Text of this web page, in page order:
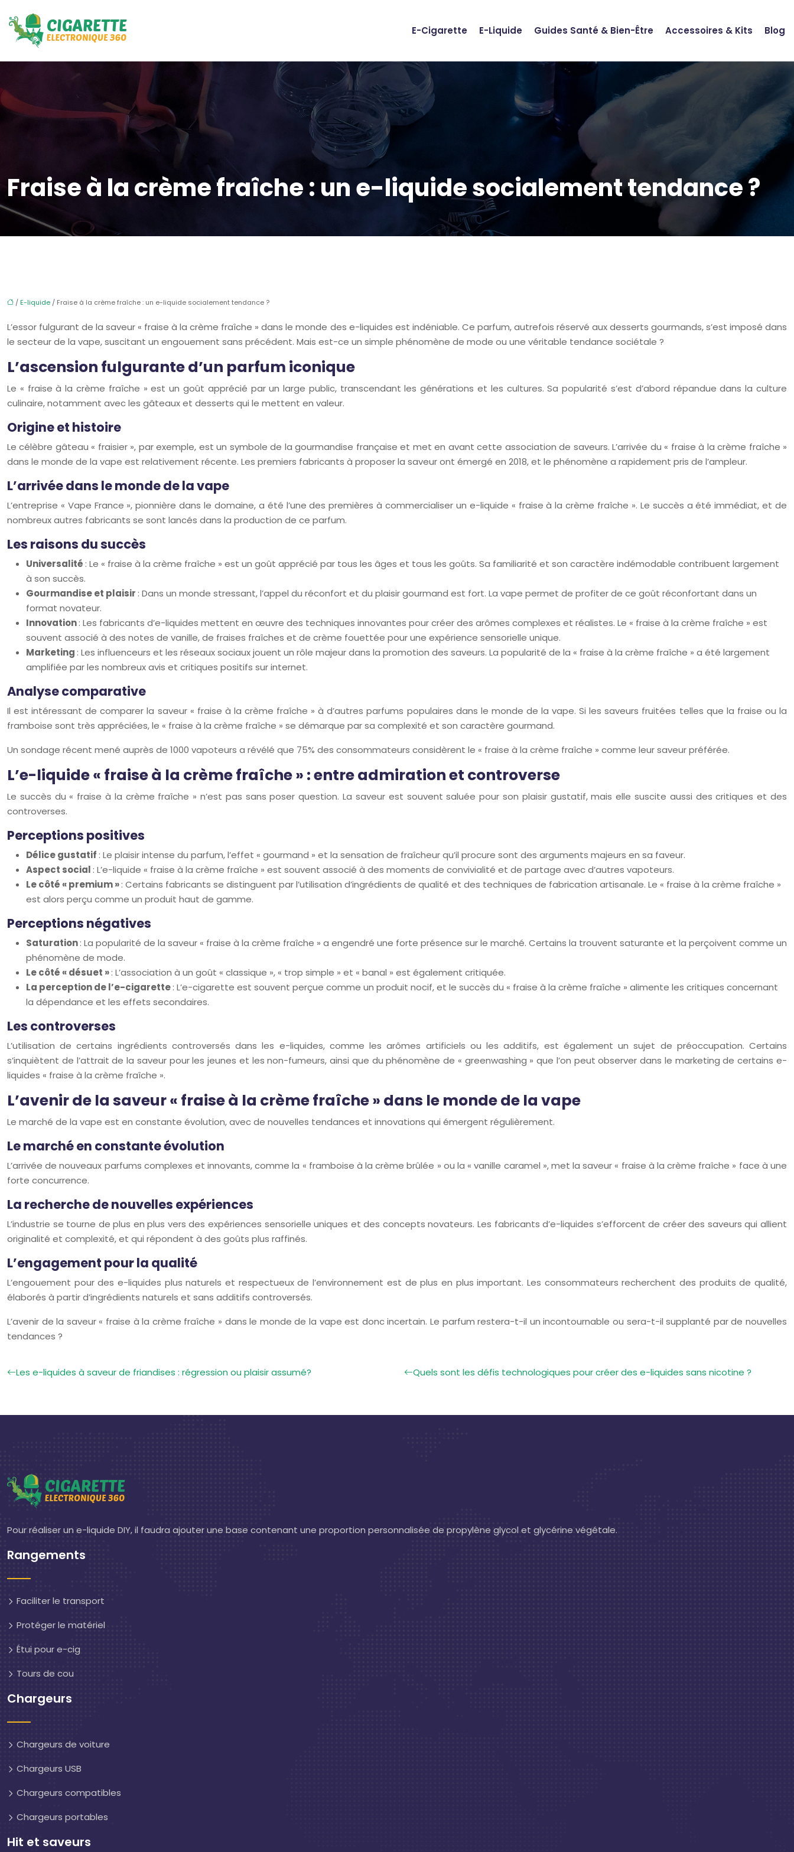
E-Cigarette E-Liquide Guides Santé & Bien-Être Accessoires & Kits Blog
Fraise à la crème fraîche : un e-liquide socialement tendance ?
/ E-liquide / Fraise à la crème fraîche : un e-liquide socialement tendance ?
L’essor fulgurant de la saveur « fraise à la crème fraîche » dans le monde des e-liquides est indéniable. Ce parfum, autrefois réservé aux desserts gourmands, s’est imposé dans
le secteur de la vape, suscitant un engouement sans précédent. Mais est-ce un simple phénomène de mode ou une véritable tendance sociétale ?
L’ascension fulgurante d’un parfum iconique
Le « fraise à la crème fraîche » est un goût apprécié par un large public, transcendant les générations et les cultures. Sa popularité s’est d’abord répandue dans la culture
culinaire, notamment avec les gâteaux et desserts qui le mettent en valeur.
Origine et histoire
Le célèbre gâteau « fraisier », par exemple, est un symbole de la gourmandise française et met en avant cette association de saveurs. L’arrivée du « fraise à la crème fraîche »
dans le monde de la vape est relativement récente. Les premiers fabricants à proposer la saveur ont émergé en 2018, et le phénomène a rapidement pris de l’ampleur.
L’arrivée dans le monde de la vape
L’entreprise « Vape France », pionnière dans le domaine, a été l’une des premières à commercialiser un e-liquide « fraise à la crème fraîche ». Le succès a été immédiat, et de
nombreux autres fabricants se sont lancés dans la production de ce parfum.
Les raisons du succès
Universalité : Le « fraise à la crème fraîche » est un goût apprécié par tous les âges et tous les goûts. Sa familiarité et son caractère indémodable contribuent largement
à son succès.
Gourmandise et plaisir : Dans un monde stressant, l’appel du réconfort et du plaisir gourmand est fort. La vape permet de profiter de ce goût réconfortant dans un
format novateur.
Innovation: Les fabricants d’e-liquides mettent en œuvre des techniques innovantes pour créer des arômes complexes et réalistes. Le « fraise à la crème fraîche » est
souvent associé à des notes de vanille, de fraises fraîches et de crème fouettée pour une expérience sensorielle unique.
Marketing : Les influenceurs et les réseaux sociaux jouent un rôle majeur dans la promotion des saveurs. La popularité de la « fraise à la crème fraîche » a été largement
amplifiée par les nombreux avis et critiques positifs sur internet.
Analyse comparative
Il est intéressant de comparer la saveur « fraise à la crème fraîche » à d’autres parfums populaires dans le monde de la vape. Si les saveurs fruitées telles que la fraise ou la
framboise sont très appréciées, le « fraise à la crème fraîche » se démarque par sa complexité et son caractère gourmand.
Un sondage récent mené auprès de 1000 vapoteurs a révélé que 75% des consommateurs considèrent le « fraise à la crème fraîche » comme leur saveur préférée.
L’e-liquide « fraise à la crème fraîche » : entre admiration et controverse
Le succès du « fraise à la crème fraîche » n’est pas sans poser question. La saveur est souvent saluée pour son plaisir gustatif, mais elle suscite aussi des critiques et des
controverses.
Perceptions positives
Délice gustatif : Le plaisir intense du parfum, l’effet « gourmand » et la sensation de fraîcheur qu’il procure sont des arguments majeurs en sa faveur.
Aspect social : L’e-liquide « fraise à la crème fraîche » est souvent associé à des moments de convivialité et de partage avec d’autres vapoteurs.
Le côté « premium »: Certains fabricants se distinguent par l’utilisation d’ingrédients de qualité et des techniques de fabrication artisanale. Le « fraise à la crème fraîche »
est alors perçu comme un produit haut de gamme.
Perceptions négatives
Saturation: La popularité de la saveur « fraise à la crème fraîche » a engendré une forte présence sur le marché. Certains la trouvent saturante et la perçoivent comme un
phénomène de mode.
Le côté « désuet »: L’association à un goût « classique », « trop simple » et « banal » est également critiquée.
La perception de l’e-cigarette: L’e-cigarette est souvent perçue comme un produit nocif, et le succès du « fraise à la crème fraîche » alimente les critiques concernant
la dépendance et les effets secondaires.
Les controverses
L’utilisation de certains ingrédients controversés dans les e-liquides, comme les arômes artificiels ou les additifs, est également un sujet de préoccupation. Certains
s’inquiètent de l’attrait de la saveur pour les jeunes et les non-fumeurs, ainsi que du phénomène de « greenwashing » que l’on peut observer dans le marketing de certains e-
liquides « fraise à la crème fraîche ».
L’avenir de la saveur « fraise à la crème fraîche » dans le monde de la vape
Le marché de la vape est en constante évolution, avec de nouvelles tendances et innovations qui émergent régulièrement.
Le marché en constante évolution
L’arrivée de nouveaux parfums complexes et innovants, comme la « framboise à la crème brûlée » ou la « vanille caramel », met la saveur « fraise à la crème fraîche » face à une
forte concurrence.
La recherche de nouvelles expériences
L’industrie se tourne de plus en plus vers des expériences sensorielle uniques et des concepts novateurs. Les fabricants d’e-liquides s’efforcent de créer des saveurs qui allient
originalité et complexité, et qui répondent à des goûts plus raffinés.
L’engagement pour la qualité
L’engouement pour des e-liquides plus naturels et respectueux de l’environnement est de plus en plus important. Les consommateurs recherchent des produits de qualité,
élaborés à partir d’ingrédients naturels et sans additifs controversés.
L’avenir de la saveur « fraise à la crème fraîche » dans le monde de la vape est donc incertain. Le parfum restera-t-il un incontournable ou sera-t-il supplanté par de nouvelles
tendances ?
Les e-liquides à saveur de friandises : régression ou plaisir assumé? Quels sont les défis technologiques pour créer des e-liquides sans nicotine ?
Pour réaliser un e-liquide DIY, il faudra ajouter une base contenant une proportion personnalisée de propylène glycol et glycérine végétale.
Rangements
Faciliter le transport
Protéger le matériel
Étui pour e-cig
Tours de cou
Chargeurs
Chargeurs de voiture
Chargeurs USB
Chargeurs compatibles
Chargeurs portables
Hit et saveurs